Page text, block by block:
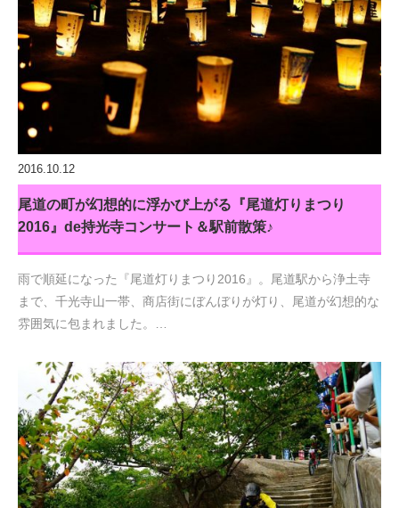
2016.10.12
尾道の町が幻想的に浮かび上がる『尾道灯りまつり
2016』de持光寺コンサート＆駅前散策♪
雨で順延になった『尾道灯りまつり2016』。尾道駅から浄土寺
まで、千光寺山一帯、商店街にぼんぼりが灯り、尾道が幻想的な
雰囲気に包まれました。…